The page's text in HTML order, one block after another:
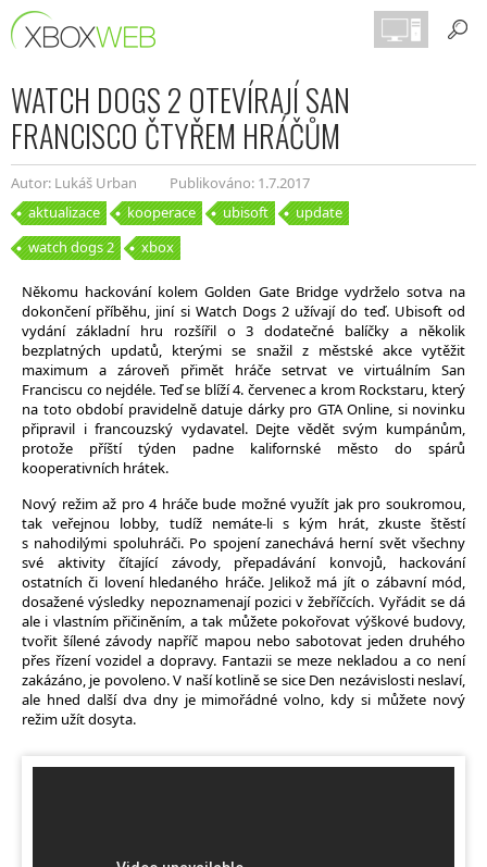
WATCH DOGS 2 OTEVÍRAJÍ SAN
FRANCISCO ČTYŘEM HRÁČŮM
Autor: Lukáš Urban
Publikováno: 1.7.2017
aktualizace
kooperace ubisoft
update
watch dogs 2
xbox
Někomu hackování kolem Golden Gate Bridge vydrželo sotva na
dokončení příběhu, jiní si Watch Dogs 2 užívají do teď. Ubisoft od
vydání základní hru rozšířil o 3 dodatečné balíčky a několik
bezplatných updatů, kterými se snažil z městské akce vytěžit
maximum a zároveň přimět hráče setrvat ve virtuálním San
Franciscu co nejdéle. Teď se blíží 4. červenec a krom Rockstaru, který
na toto období pravidelně datuje dárky pro GTA Online, si novinku
připravil i francouzský vydavatel. Dejte vědět svým kumpánům,
protože příští týden padne kalifornské město do spárů
kooperativních hrátek.
Nový režim až pro 4 hráče bude možné využít jak pro soukromou,
tak veřejnou lobby, tudíž nemáte-li s kým hrát, zkuste štěstí
s nahodilými spoluhráči. Po spojení zanechává herní svět všechny
své aktivity čítající závody, přepadávání konvojů, hackování
ostatních či lovení hledaného hráče. Jelikož má jít o zábavní mód,
dosažené výsledky nepoznamenají pozici v žebříčcích. Vyřádit se dá
ale i vlastním přičiněním, a tak můžete pokořovat výškové budovy,
tvořit šílené závody napříč mapou nebo sabotovat jeden druhého
přes řízení vozidel a dopravy. Fantazii se meze nekladou a co není
zakázáno, je povoleno. V naší kotlině se sice Den nezávislosti neslaví,
ale hned další dva dny je mimořádné volno, kdy si můžete nový
režim užít dosyta.